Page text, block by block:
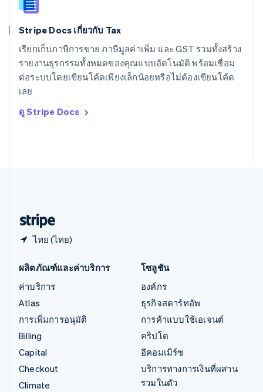
Stripe Docs เกี่ยวกับ Tax
เรียกเก็บภาษีการขาย ภาษีมูลค่าเพิ่ม และ GST รวมทั้งสร้าง
รายงานธุรกรรมทั้งหมดของคุณแบบอัตโนมัติ พร้อมเชื่อม
ต่อระบบโดยเขียนโค้ดเพียงเล็กน้อยหรือไม่ต้องเขียนโค้ด
เลย
ดู Stripe Docs
ไทย (ไทย)
สาธารณรัฐเช็ก
สิงคโปร์
English简体中文
ออสเตรเลีย
English
ออสเตรีย
ItalianoEnglish
ผลิตภัณฑ์และค่าบริการ
ค่าบริการ
Atlas
การเพิ่มการอนุมัติ
Billing
Capital
Checkout
Climate
โซลูชัน
องค์กร
ธุรกิจสตาร์ทอัพ
การค้าแบบใช้เอเจนต์
คริปโต
อีคอมเมิร์ซ
บริการทางการเงินที่ผสาน
รวมในตัว